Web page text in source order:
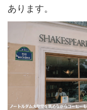
あります。